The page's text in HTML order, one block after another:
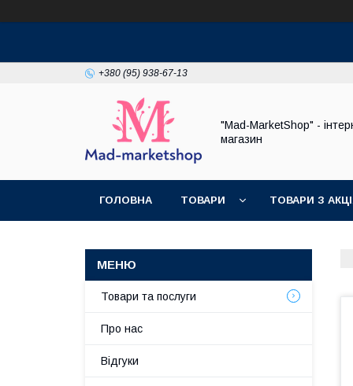
+380 (95) 938-67-13
"Mad-MarketShop" -
магазин
ГОЛОВНА ТОВАРИ ТОВАРИ З
Товари та послуги
Про нас
Відгуки